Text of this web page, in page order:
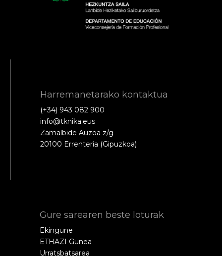
Harremanetarako kontaktua
(+34) 943 082 900
info@tknika.eus
Zamalbide Auzoa z/g
20100 Errenteria (Gipuzkoa)
Gure sarearen beste loturak
Ekingune
ETHAZI Gunea
Urratsbatsarea